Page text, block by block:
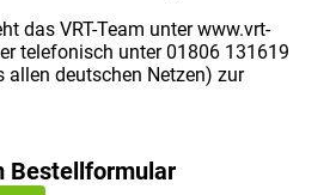
das VRT-Team unter www.vrt-
telefonisch unter 01806 131619
allen deutschen Netzen) zur
Bestellformular